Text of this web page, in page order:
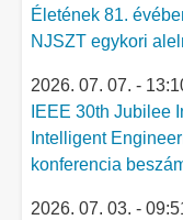
Életének 81.
NJSZT egykori
2026. 07. 07. -
IEEE 30th Jubilee
Intelligent
konferencia
2026. 07. 03. -